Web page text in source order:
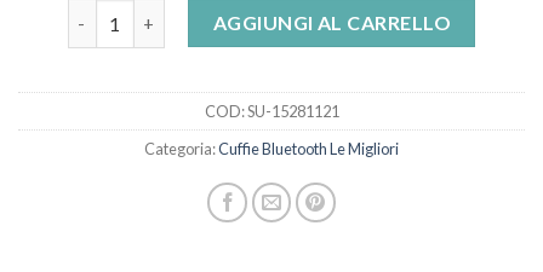
cuffie bluetooth le migliori quantità
AGGIUNGI AL CARRELLO
COD:SU-15281121
Categoria:Cuffie Bluetooth Le Migliori